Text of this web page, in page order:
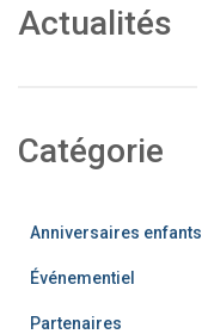
Actualités
Catégorie
Anniversaires enfants
Événementiel
Partenaires